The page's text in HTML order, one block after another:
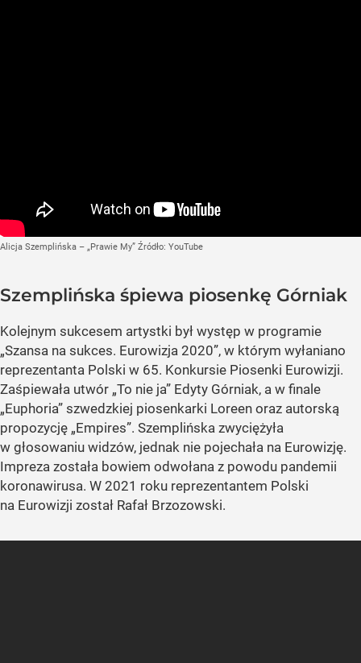
Alicja Szemplińska – „Prawie My” Źródło: YouTube
Szemplińska śpiewa piosenkę Górniak
Kolejnym sukcesem artystki był występ w programie
„Szansa na sukces. Eurowizja 2020”, w którym wyłaniano
reprezentanta Polski w 65. Konkursie Piosenki Eurowizji.
Zaśpiewała utwór „To nie ja” Edyty Górniak, a w finale
„Euphoria” szwedzkiej piosenkarki Loreen oraz autorską
propozycję „Empires”. Szemplińska zwyciężyła
w głosowaniu widzów, jednak nie pojechała na Eurowizję.
Impreza została bowiem odwołana z powodu pandemii
koronawirusa. W 2021 roku reprezentantem Polski
na Eurowizji został Rafał Brzozowski.